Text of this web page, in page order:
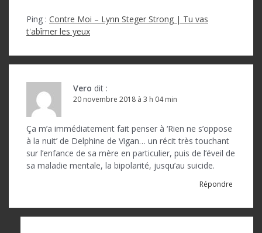
Ping : Contre Moi – Lynn Steger Strong | Tu vas
t'abîmer les yeux
Vero dit :
20 novembre 2018 à 3 h 04 min
Ça m’a immédiatement fait penser à ‘Rien ne s’oppose
à la nuit’ de Delphine de Vigan… un récit très touchant
sur l’enfance de sa mère en particulier, puis de l’éveil de
sa maladie mentale, la bipolarité, jusqu’au suicide.
Répondre